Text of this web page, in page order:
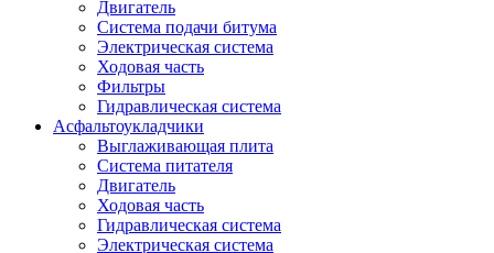
Двигатель
Система подачи битума
Электрическая система
Ходовая часть
Фильтры
Гидравлическая система
Асфальтоукладчики
Выглаживающая плита
Система питателя
Двигатель
Ходовая часть
Гидравлическая система
Электрическая система